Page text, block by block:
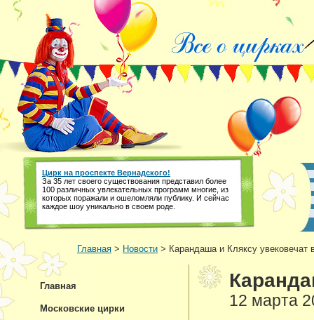
Цирк на проспекте Вернадского!
За 35 лет своего существования представил более
100 различных увлекательных программ многие, из
которых поражали и ошеломляли публику. И сейчас
каждое шоу уникально в своем роде.
Главная > Новости > Карандаша и Кляксу увековечат
12 марта
Главная
Московские цирки